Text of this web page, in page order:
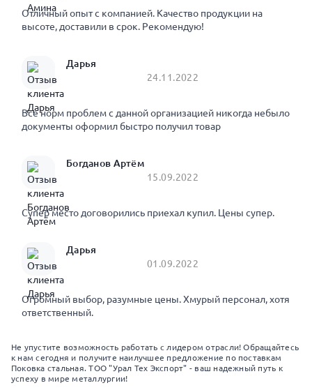
Отличный опыт с компанией. Качество продукции на
высоте, доставили в срок. Рекомендую!
Дарья
24.11.2022
Все норм проблем с данной организацией никогда небыло
документы оформил быстро получил товар
Богданов Артём
15.09.2022
Супер место договорились приехал купил. Цены супер.
Дарья
01.09.2022
Огромный выбор, разумные цены. Хмурый персонал, хотя
ответственный.
Не упустите возможность работать с лидером отрасли! Обращайтесь
к нам сегодня и получите наилучшее предложение по поставкам
Поковка стальная. ТОО "Урал Тех Экспорт" - ваш надежный путь к
успеху в мире металлургии!